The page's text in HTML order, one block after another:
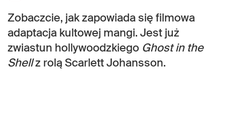
Zobaczcie, jak zapowiada się filmowa
adaptacja kultowej mangi. Jest już
zwiastun hollywoodzkiego Ghost in the
Shellz rolą Scarlett Johansson.